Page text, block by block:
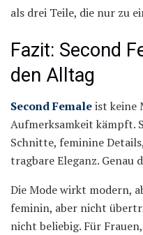
als drei Teile, die nur zu
Fazit: Second
den Alltag
Second Femaleist keine
Aufmerksamkeit kämpft.
Schnitte, feminine
tragbare Eleganz. Genau
Die Mode wirkt modern,
feminin, aber nicht
nicht beliebig. Für